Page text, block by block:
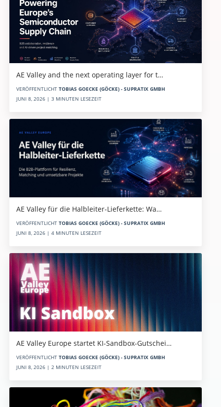
AE Valley and the next operating layer for t…
VERÖFFENTLICHT TOBIAS GOECKE (GÖCKE) - SUPRATIX GMBH
JUNI 8, 2026 | 3 MINUTEN LESEZEIT
AE Valley für die Halbleiter-Lieferkette: Wa…
VERÖFFENTLICHT TOBIAS GOECKE (GÖCKE) - SUPRATIX GMBH
JUNI 8, 2026 | 4 MINUTEN LESEZEIT
AE Valley Europe startet KI-Sandbox-Gutschei…
VERÖFFENTLICHT TOBIAS GOECKE (GÖCKE) - SUPRATIX GMBH
JUNI 8, 2026 | 2 MINUTEN LESEZEIT